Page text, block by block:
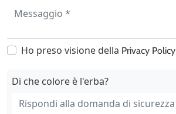
Ho preso visione della Privacy Policy
Di che colore è l'erba?